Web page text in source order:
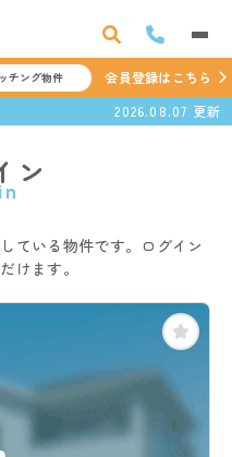
チング物件
会員登録はこちら
2026.08.07 更新
ン
ている物件です。ログイン
けます。